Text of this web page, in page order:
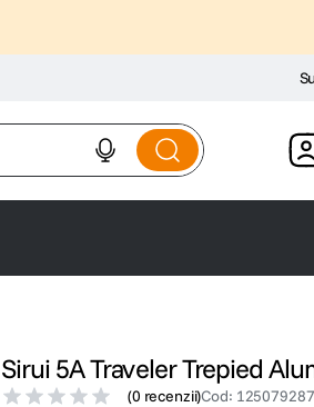
Sirui 5A Traveler Trepied
(0 recenzii)Cod: 125079287